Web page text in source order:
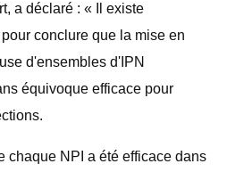
a déclaré : « Il existe
conclure que la mise en
d'ensembles d'IPN
équivoque efficace pour
chaque NPI a été efficace dans